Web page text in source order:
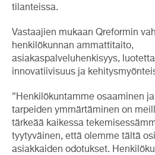
tilanteissa.
Vastaajien mukaan Qreformin
henkilökunnan ammattitaito,
asiakaspalveluhenkisyys,
innovatiivisuus ja
”Henkilökuntamme osaaminen
tarpeiden ymmärtäminen on
tärkeää kaikessa
tyytyväinen, että olemme tältä
asiakkaiden odotukset.